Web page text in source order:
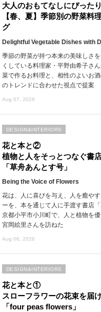
大人のおもてなしにぴったり
【春、夏】季節別の野菜料
グ
Delightful Vegetable Dishes with
季節の野菜が持つ本来の美味しさ
くしている料理家・平野由希子さ
菜で作るお料理と、相性のよいお
のトレンドに合わせた視点で提案
Aug 07, 2026
花と本と②
植物と人をそっとつなぐ書
「草舟あんとす号」
Being the Voice of Flowers
花は、人に喜びを与え、人を癒や
ーを、本を通じて人に手渡す書店
京都小平市小川町で、人と植物を優
宮岡絵里さんを訪ねた
Aug 06, 2026
DESIGN&INTERIORS
花と本と①
スローフラワーの花束を届
「four peas flowers」
DESIGN&INTERIORS